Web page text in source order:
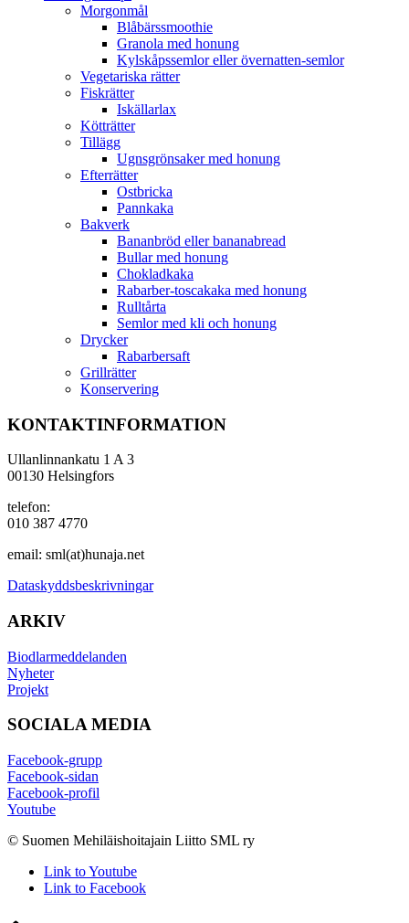
Morgonmål
Blåbärssmoothie
Granola med honung
Kylskåpssemlor eller övernatten-semlor
Vegetariska rätter
Fiskrätter
Iskällarlax
Kötträtter
Tillägg
Ugnsgrönsaker med honung
Efterrätter
Ostbricka
Pannkaka
Bakverk
Bananbröd eller bananabread
Bullar med honung
Chokladkaka
Rabarber-toscakaka med honung
Rulltårta
Semlor med kli och honung
Drycker
Rabarbersaft
Grillrätter
Konservering
KONTAKTINFORMATION
Ullanlinnankatu 1 A 3
00130 Helsingfors
telefon:
010 387 4770
email: sml(at)hunaja.net
Dataskyddsbeskrivningar
ARKIV
Biodlarmeddelanden
Nyheter
Projekt
SOCIALA MEDIA
Facebook-grupp
Facebook-sidan
Facebook-profil
Youtube
© Suomen Mehiläishoitajain Liitto SML ry
Link to Youtube
Link to Facebook